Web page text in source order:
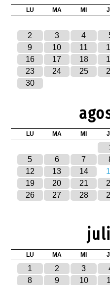
LU MA MI
2
3 4
9
10 11
16
17 18
23
24 25
30
LU MA MI
5
6 7
12
13 14
19
20 21
26
27 28
LU MA MI
1 2 3
8
9 10